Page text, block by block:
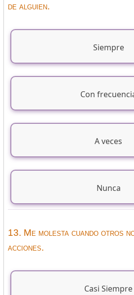
de alguien.
Siempre
Con
A veces
Nunca
13. Me molesta cuando otros
acciones.
Casi Siempre